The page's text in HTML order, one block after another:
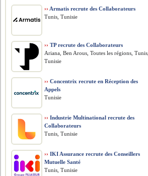
›› Armatis recrute des Collaborateurs
Tunis, Tunisie
›› TP recrute des Collaborateurs
Ariana, Ben Arous, Toutes les régions, Tunis,
Tunisie
›› Concentrix recrute en Réception des
Appels
Tunisie
›› Industrie Multinational recrute des
Collaborateurs
Tunis, Tunisie
›› IKI Assurance recrute des Conseillers
Mutuelle Santé
Tunis, Tunisie